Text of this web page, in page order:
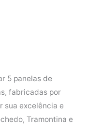
5 panelas de
fabricadas por
sua excelência e
Tramontina e